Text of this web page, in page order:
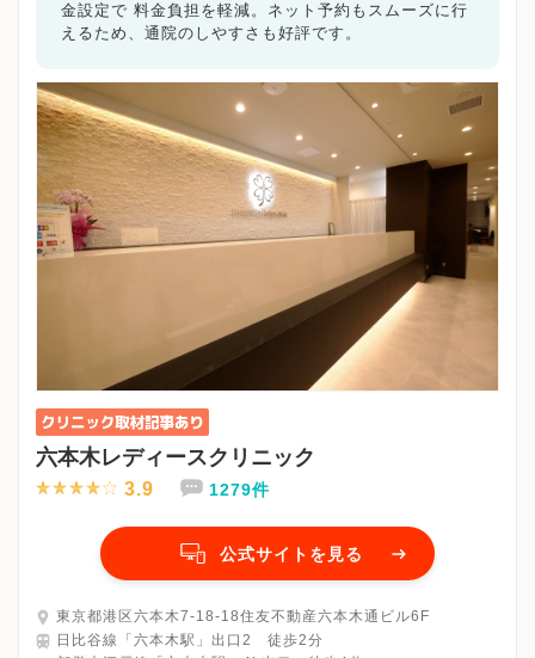
金設定で 料金負担を軽減。ネット予約もスムーズに行
えるため、通院のしやすさも好評です。
六本木レディースクリニック
3.9 1279件
公式サイトを見る
東京都港区六本木7-18-18住友不動産六本木通ビル6F
日比谷線「六本木駅」出口2 徒歩2分